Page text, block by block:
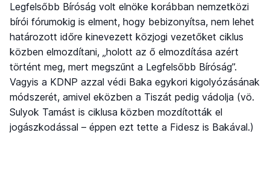
Legfelsőbb Bíróság volt elnöke korábban nemzetközi
bírói fórumokig is elment, hogy bebizonyítsa, nem lehet
határozott időre kinevezett közjogi vezetőket ciklus
közben elmozdítani, „holott az ő elmozdítása azért
történt meg, mert megszűnt a Legfelsőbb Bíróság”.
Vagyis a KDNP azzal védi Baka egykori kigolyózásának
módszerét, amivel eközben a Tiszát pedig vádolja (vö.
Sulyok Tamást is ciklusa közben mozdították el
jogászkodással – éppen ezt tette a Fidesz is Bakával.)